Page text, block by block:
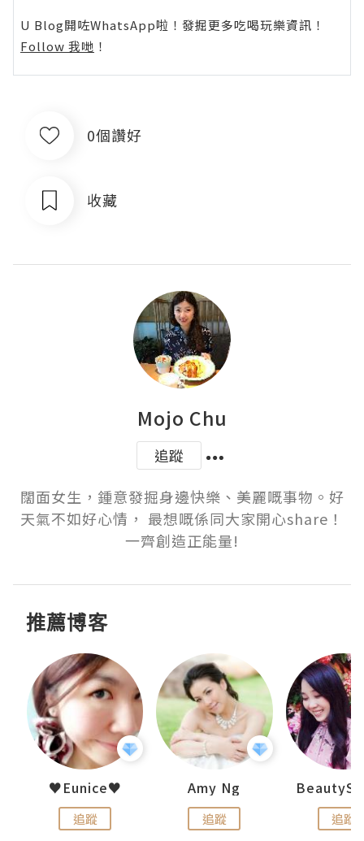
U Blog開咗WhatsApp啦！發掘更多吃喝玩樂資訊！
Follow 我哋 ！
0個讚好
收藏
Mojo Chu
追蹤
闊面女生，鍾意發掘身邊快樂、美麗嘅事物。好
天氣不如好心情， 最想嘅係同大家開心share！
一齊創造正能量!
推薦博客
♥Eunice♥
追蹤
Amy Ng
追蹤 追蹤